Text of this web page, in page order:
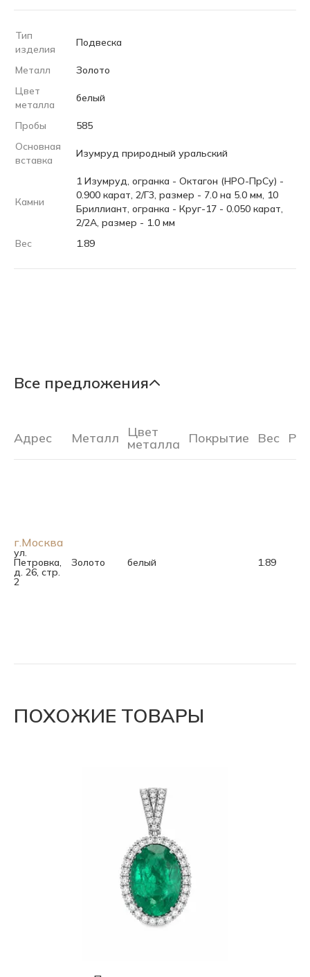
Тип
изделия
Подвеска
Металл
Золото
Цвет
металла
белый
Пробы
585
Основная
вставка
Изумруд природный уральский
Камни
1 Изумруд, огранка - Октагон (НРО-ПрСу) -
0.900 карат, 2/Г3, размер - 7.0 на 5.0 мм, 10
Бриллиант, огранка - Круг-17 - 0.050 карат,
2/2А, размер - 1.0 мм
Вес
1.89
Все предложения
Адрес Металл Цвет
металла Покрытие Вес
г.Москва
ул.
Петровка,
д. 26, стр.
2
Золото белый 1.89
ПОХОЖИЕ ТОВАРЫ